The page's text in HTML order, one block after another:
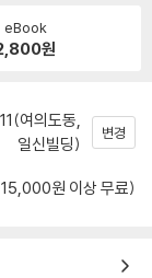
eBook
원
여의도동,
일신빌딩)
변경
원 이상 무료)